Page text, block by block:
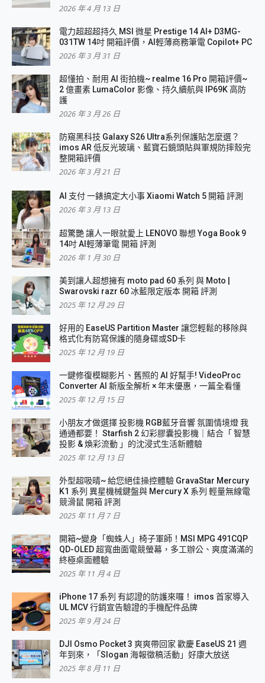
2026 年 4 月 13 日
電力超超超持久 MSI 微星 Prestige 14 AI+ D3MG-
031TW 14吋 開箱評價，AI輕薄商務筆電 Copilot+ PC
2026 年 3 月 31 日
超懂拍、耐用 AI 街拍機~ realme 16 Pro 開箱評價~
2 億畫素 LumaColor 影像、持久續航與 IP69K 高防
護
2026 年 3 月 26 日
防窺黑科技 Galaxy S26 Ultra系列保護貼怎麼選？
imos AR 低反光玻璃、藍寶石鏡頭貼與軍規防摔殼完
整開箱評價
2026 年 3 月 21 日
AI 支付 一錶搞定大小事 Xiaomi Watch 5 開箱 評測
2026 年 3 月 13 日
超驚艷 讓人一眼就愛上 LENOVO 聯想 Yoga Book 9
14吋 AI輕薄筆電 開箱 評測
2026 年 1 月 30 日
美到讓人超想擁有 moto pad 60 系列 與 Moto |
Swarovski razr 60 冰藍限定版本 開箱 評測
2025 年 12 月 29 日
好用的 EaseUS Partition Master 讓您輕鬆的移除與
格式化有防寫保護的隨身碟或SD卡
2025 年 12 月 19 日
一鍵修復模糊影片、舊照的 AI 好幫手! VideoProc
Converter AI 新版全解析 × 年末優惠，一篇全看懂
2025 年 12 月 15 日
小朋友才做選擇 投影機 RGB藍牙音響 氛圍情境燈 我
通通都要！ Starfish 2 幻彩膠囊投影機｜結合「 智慧
投影 & 煥彩流動 」的沈浸式生活新體驗
2025 年 12 月 13 日
外型超吸晴~ 給您絕佳操控體驗 GravaStar Mercury
K1 系列 異星機械鍵盤與 Mercury X 系列 輕量無線電
競滑鼠 開箱 評測
2025 年 11 月 7 日
開箱~變身「蜘蛛人」椅子軍師！MSI MPG 491CQP
QD-OLED 超寬曲面電競螢幕，多工辦公、爽度滿滿的
終極桌面體驗
2025 年 11 月 4 日
iPhone 17 系列 有認證的防護來囉！ imos 首家導入
UL MCV 行銷宣告驗證的手機配件品牌
2025 年 9 月 24 日
DJI Osmo Pocket 3 爽爽帶回家 歡慶 EaseUS 21 週
年到來，「Slogan 海報徵稿活動」好康大放送
2025 年 8 月 11 日